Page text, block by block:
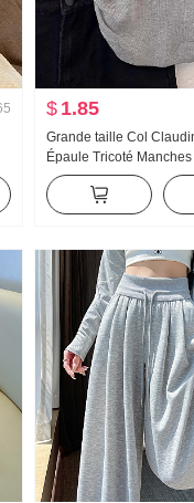
$ 1.85
Grande taille Col
Épaule Tricoté
shirt Femme Été
Court Ajusté Petit
shirt Top